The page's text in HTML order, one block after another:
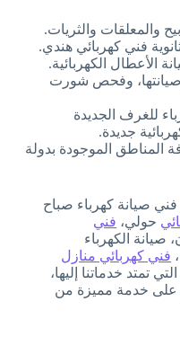
والمعلقات والثريات.
فني كهربائي هندي.
الأعطال الكهربائية.
وفحص شورت
للغرف الجديدة
جديدة.
المناطق الموجودة بدولة
صيانة كهرباء صباح
حولي، فني
صيانة الكهرباء
فني كهربائي منازل
تمتد خدماتنا إليها،
لتحصل على خدمة مميزة من